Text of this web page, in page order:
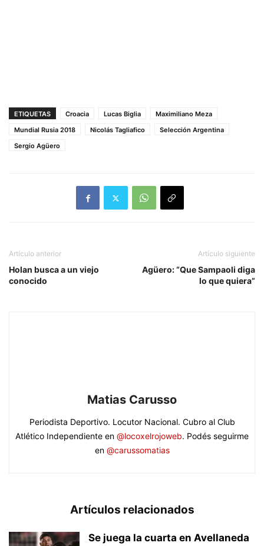
ETIQUETAS Croacia Lucas Biglia
Maximiliano Meza
Mundial Rusia 2018
Nicolás Tagliafico
Selección Argentina
Sergio Agüero
Artículo anterior
Holan busca a un viejo
conocido
Artículo siguiente
Agüero: “Que Sampaoli diga
lo que quiera”
Matias Carusso
Periodista Deportivo. Locutor Nacional. Cubro al Club
Atlético Independiente en @locoxelrojoweb. Podés seguirme
en @carussomatias
Artículos relacionados
Se juega la cuarta en Avellaneda